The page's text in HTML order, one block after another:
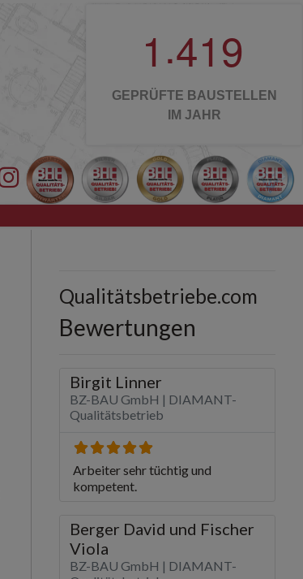
1 .419
GEPRÜFTE BAUSTELLEN
IM JAHR